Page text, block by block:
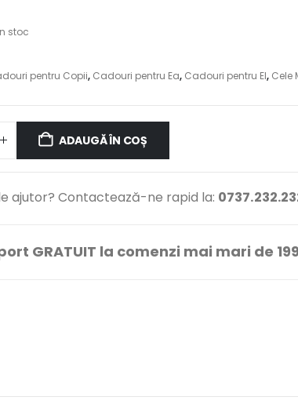
stoc
pentru Copii, Cadouri pentru Ea, Cadouri pentru El, Cele
ADAUGĂ ÎN COȘ
ajutor? Contactează-ne rapid la:
GRATUIT la comenzi mai mari de 199